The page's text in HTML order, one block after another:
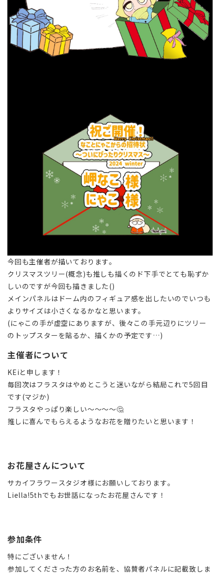
今回も主催者が描いております。
クリスマスツリー(概念)も推しも描くのド下手でとても恥ずか
しいのですが今回も描きました()
メインパネルはドーム内のフィギュア感を出したいのでいつも
よりサイズは小さくなるかなと思います。
(にゃこの手が虚空にありますが、後々この手元辺りにツリー
のトップスターを貼るか、描くかの予定です…)
主催者について
KEiと申します！
毎回次はフラスタはやめとこうと迷いながら結局これで5回目
です(マジか)
フラスタやっぱり楽しい〜〜〜〜🤔
推しに喜んでもらえるようなお花を贈りたいと思います！
お花屋さんについて
サカイフラワースタジオ様にお願いしております。
Liella!5thでもお世話になったお花屋さんです！
参加条件
特にございません！
参加してくださった方のお名前を、協賛者パネルに記載致しま